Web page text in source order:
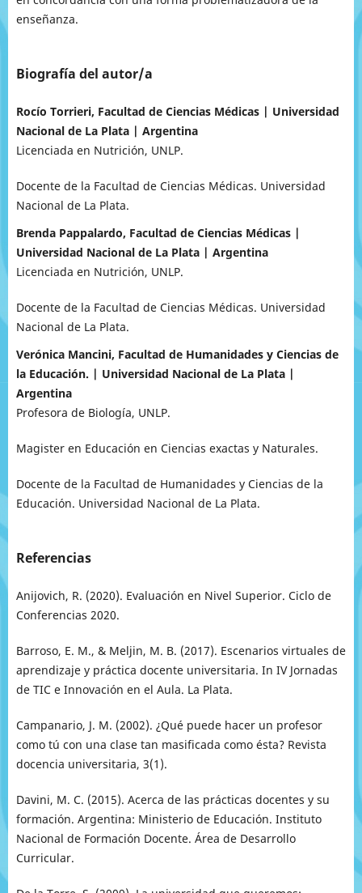
enseñanza.
Biografía del autor/a
Rocío Torrieri, Facultad de Ciencias Médicas | Universidad
Nacional de La Plata | Argentina
Licenciada en Nutrición, UNLP.
Docente de la Facultad de Ciencias Médicas. Universidad
Nacional de La Plata.
Brenda Pappalardo, Facultad de Ciencias Médicas |
Universidad Nacional de La Plata | Argentina
Licenciada en Nutrición, UNLP.
Docente de la Facultad de Ciencias Médicas. Universidad
Nacional de La Plata.
Verónica Mancini, Facultad de Humanidades y Ciencias de
la Educación. | Universidad Nacional de La Plata |
Argentina
Profesora de Biología, UNLP.
Magister en Educación en Ciencias exactas y Naturales.
Docente de la Facultad de Humanidades y Ciencias de la
Educación. Universidad Nacional de La Plata.
Referencias
Anijovich, R. (2020). Evaluación en Nivel Superior. Ciclo de
Conferencias 2020.
Barroso, E. M., & Meljin, M. B. (2017). Escenarios virtuales de
aprendizaje y práctica docente universitaria. In IV Jornadas
de TIC e Innovación en el Aula. La Plata.
Campanario, J. M. (2002). ¿Qué puede hacer un profesor
como tú con una clase tan masificada como ésta? Revista
docencia universitaria, 3(1).
Davini, M. C. (2015). Acerca de las prácticas docentes y su
formación. Argentina: Ministerio de Educación. Instituto
Nacional de Formación Docente. Área de Desarrollo
Curricular.